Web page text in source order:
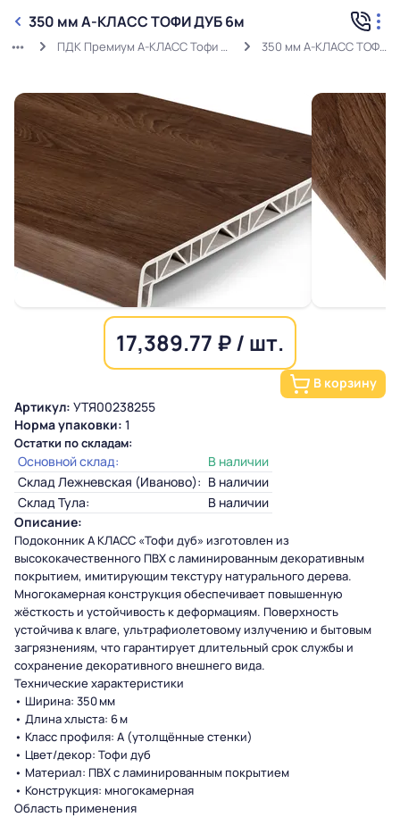
350 мм А-КЛАСС ТОФИ ДУБ 6м
ПДК Премиум А-КЛАСС Тофи дуб хлысты 350 мм А-КЛАСС ТОФИ ДУБ 6м
17,389.77 ₽ / шт.
В корзину
Артикул: УТЯ00238255
Норма упаковки: 1
Остатки по складам:
Основной склад:
В наличии
Склад Лежневская (Иваново): В наличии
Склад Тула:
В наличии
Описание:
Подоконник А КЛАСС «Тофи дуб» изготовлен из
высококачественного ПВХ с ламинированным декоративным
покрытием, имитирующим текстуру натурального дерева.
Многокамерная конструкция обеспечивает повышенную
жёсткость и устойчивость к деформациям. Поверхность
устойчива к влаге, ультрафиолетовому излучению и бытовым
загрязнениям, что гарантирует длительный срок службы и
сохранение декоративного внешнего вида.
Технические характеристики
• Ширина: 350 мм
• Длина хлыста: 6 м
• Класс профиля: А (утолщённые стенки)
• Цвет/декор: Тофи дуб
• Материал: ПВХ с ламинированным покрытием
• Конструкция: многокамерная
Область применения